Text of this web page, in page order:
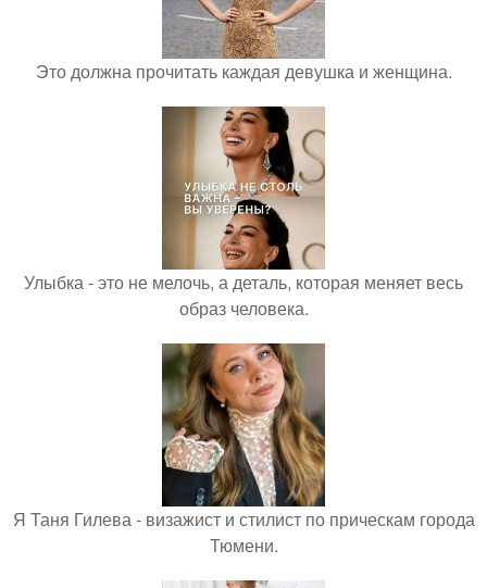
Это должна прочитать каждая девушка и женщина.
Улыбка - это не мелочь, а деталь, которая меняет весь
образ человека.
Я Таня Гилева - визажист и стилист по прическам города
Тюмени.